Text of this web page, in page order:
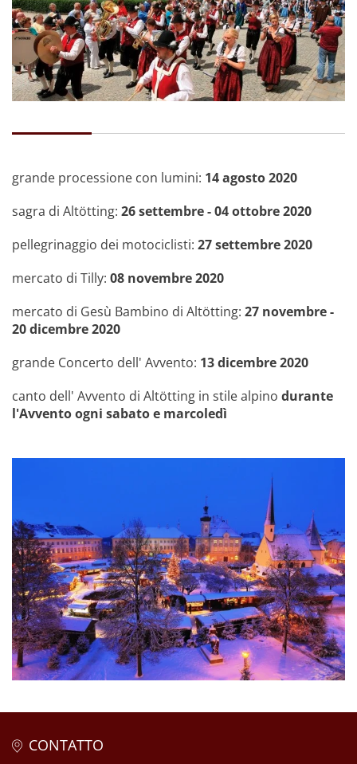
grande processione con lumini: 14 agosto 2020
sagra di Altötting: 26 settembre - 04 ottobre 2020
pellegrinaggio dei motociclisti: 27 settembre 2020
mercato di Tilly: 08 novembre 2020
mercato di Gesù Bambino di Altötting: 27 novembre -
20 dicembre 2020
grande Concerto dell' Avvento: 13 dicembre 2020
canto dell' Avvento di Altötting in stile alpino durante
l'Avvento ogni sabato e marcoledì
CONTATTO